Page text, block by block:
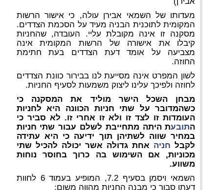
מעדותו של השמאי אבירן עולה, כי אישור הרשות
המקומית לתוכנית הבניה מעיד על הסכמת הצדדים.
מסקנה זו אינה מקובלת עליי. העובדה, שהחניות
קיבלו את אישורה של הרשות המקומית אינה
מצביעה על אומד דעת הצדדים בעת חתימת
החוזה.
לשון המפרט אינה מסייעת לנו בבירור כוונת הצדדים
לחוזה ולפיכך עלינו ליצוק משמעות לסעיף החניות.
מבחן השכל הישר מוליד את המסקנה כי
כשהמדובר על שתי חניות הכוונה היא לחניות
העומדות זו לצד זו ולא זו אחרי זו. לא סביר כי
התובעת היתה מתחייבת לשלם עבור שתי חניות
במחיר שווה לשתיהן תוך ידיעה כי היא עתידה
לקבל חניה אחת גדולה אשר יכולה להכיל שתי
מכוניות, אם השימוש בה כרוך בחוסר נוחות
משווע.
השמאי ויסמן בסעיף 7.2, המופיע בעמוד 6 לחוות
דעתו סבור כי מבנה החניות מהווה משום: